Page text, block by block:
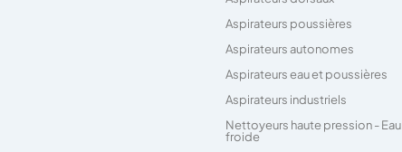
Aspirateurs poussières
Aspirateurs autonomes
Aspirateurs eau et poussières
Aspirateurs industriels
Nettoyeurs haute pression - Eau
froide